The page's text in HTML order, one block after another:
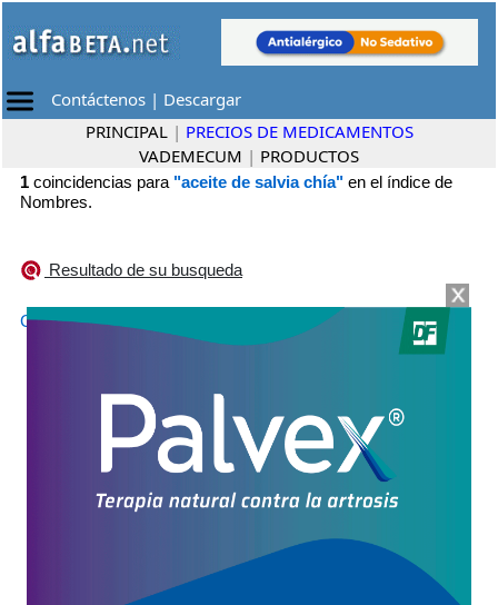
Contáctenos | Descargar
PRINCIPAL | PRECIOS DE MEDICAMENTOS
VADEMECUM | PRODUCTOS
1 coincidencias para "aceite de salvia chía" en el índice de
Nombres.
Resultado de su busqueda
CHIACAPS PREMIUM